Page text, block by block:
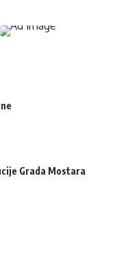
Grada Mostara